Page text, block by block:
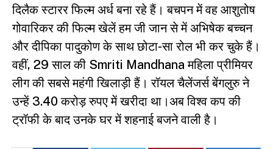
दिलैक स्टारर फिल्म अर्ध बना रहे हैं। बचपन में वह आशुतोष
गोवारिकर की फिल्म खेलें हम जी जान से में अभिषेक बच्चन
और दीपिका पादुकोण के साथ छोटा-सा रोल भी कर चुके हैं।
वहीं, 29 साल की Smriti Mandhana महिला प्रीमियर
लीग की सबसे महंगी खिलाड़ी हैं। रॉयल चैलेंजर्स बेंगलुरु ने
उन्हें 3.40 करोड़ रुपए में खरीदा था।अब विश्व कप की
ट्रॉफी के बाद उनके घर में शहनाई बजने वाली है।